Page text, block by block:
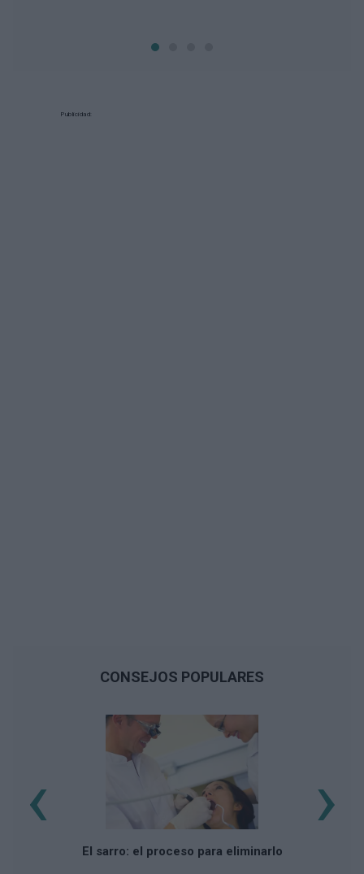
Publicidad:
CONSEJOS POPULARES
El sarro: el proceso para eliminarlo
‹ ›